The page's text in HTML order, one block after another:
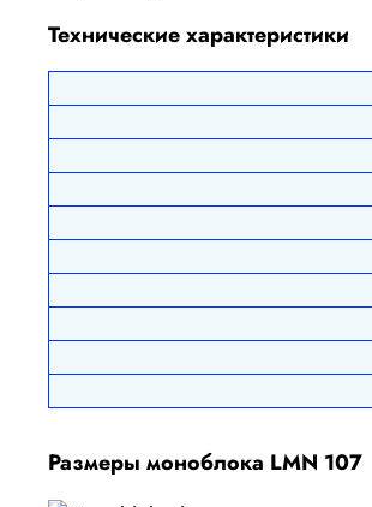
Технические характеристики
Размеры моноблока LMN 107